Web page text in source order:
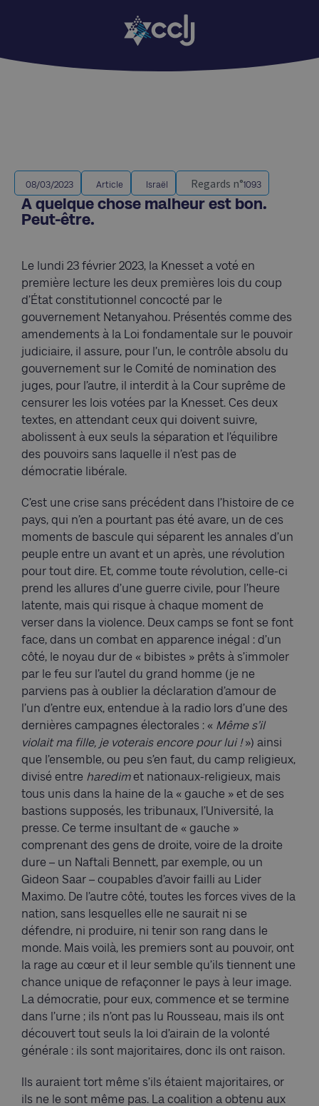
08/03/2023 Article Israël Regards n°1093
A quelque chose malheur est bon.
Peut-être.
Le lundi 23 février 2023, la Knesset a voté en
première lecture les deux premières lois du coup
d’État constitutionnel concocté par le
gouvernement Netanyahou. Présentés comme des
amendements à la Loi fondamentale sur le pouvoir
judiciaire, il assure, pour l’un, le contrôle absolu du
gouvernement sur le Comité de nomination des
juges, pour l’autre, il interdit à la Cour suprême de
censurer les lois votées par la Knesset. Ces deux
textes, en attendant ceux qui doivent suivre,
abolissent à eux seuls la séparation et l’équilibre
des pouvoirs sans laquelle il n’est pas de
démocratie libérale.
C’est une crise sans précédent dans l’histoire de ce
pays, qui n’en a pourtant pas été avare, un de ces
moments de bascule qui séparent les annales d’un
peuple entre un avant et un après, une révolution
pour tout dire. Et, comme toute révolution, celle-ci
prend les allures d’une guerre civile, pour l’heure
latente, mais qui risque à chaque moment de
verser dans la violence. Deux camps se font se font
face, dans un combat en apparence inégal : d’un
côté, le noyau dur de « bibistes » prêts à s’immoler
par le feu sur l’autel du grand homme (je ne
parviens pas à oublier la déclaration d’amour de
l’un d’entre eux, entendue à la radio lors d’une des
dernières campagnes électorales : « Même s’il
violait ma fille, je voterais encore pour lui !») ainsi
que l’ensemble, ou peu s’en faut, du camp religieux,
divisé entre haredimet nationaux-religieux, mais
tous unis dans la haine de la « gauche » et de ses
bastions supposés, les tribunaux, l’Université, la
presse. Ce terme insultant de « gauche »
comprenant des gens de droite, voire de la droite
dure – un Naftali Bennett, par exemple, ou un
Gideon Saar – coupables d’avoir failli au Lider
Maximo. De l’autre côté, toutes les forces vives de la
nation, sans lesquelles elle ne saurait ni se
défendre, ni produire, ni tenir son rang dans le
monde. Mais voilà, les premiers sont au pouvoir, ont
la rage au cœur et il leur semble qu’ils tiennent une
chance unique de refaçonner le pays à leur image.
La démocratie, pour eux, commence et se termine
dans l’urne ; ils n’ont pas lu Rousseau, mais ils ont
découvert tout seuls la loi d’airain de la volonté
générale : ils sont majoritaires, donc ils ont raison.
Ils auraient tort même s’ils étaient majoritaires, or
ils ne le sont même pas. La coalition a obtenu aux